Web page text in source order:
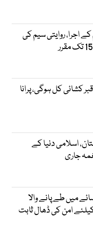
اجرا، روایتی سیم کی
کشائی کل ہوگی، پرانا
اسلامی دنیا کے
جاری
میں طے پانے والا
امن کی ڈھال ثابت